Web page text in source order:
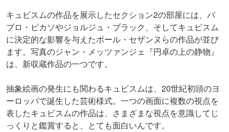
キュビスムの作品を展示したセクション2の部屋には、パ
ブロ・ピカソやジョルジュ・ブラック、そしてキュビスム
に決定的な影響を与えたポール・セザンヌらの作品が並び
ます。写真のジャン・メッツァンジェ『円卓の上の静物』
は、新収蔵作品の一つです。
抽象絵画の発生にも関わるキュビスムは、20世紀初頭のヨ
ーロッパで誕生した芸術様式。一つの画面に複数の視点を
表したキュビスムの作品は、さまざまな視点を意識してじ
っくりと鑑賞すると、とても面白いんです。